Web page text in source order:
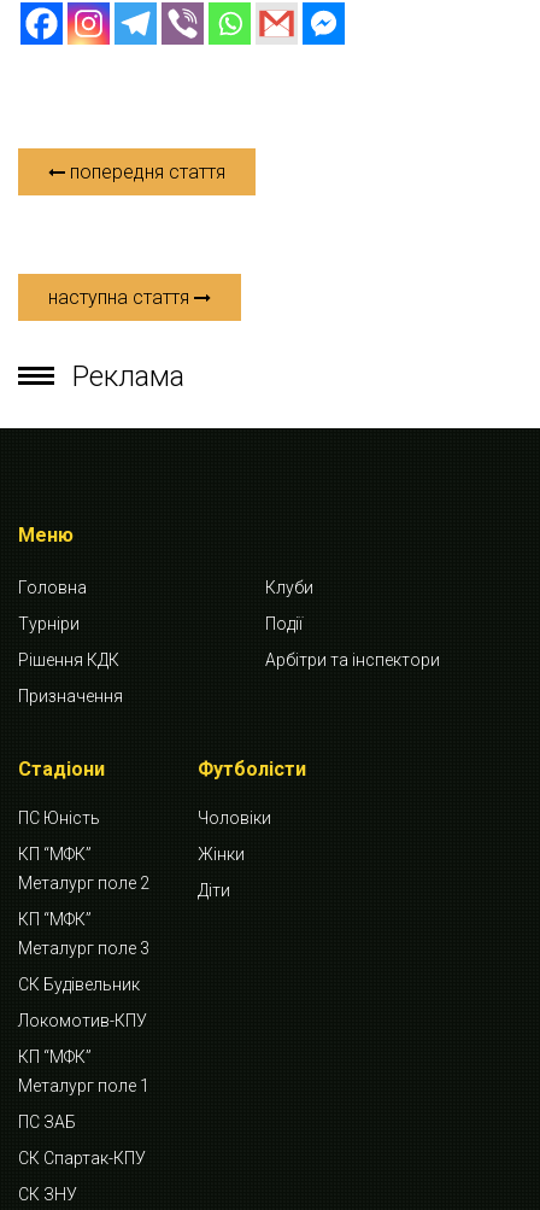
попередня стаття
наступна стаття
Реклама
Меню
Головна
Клуби
Турніри
Події
Рішення КДК
Арбітри та інспектори
Призначення
Стадіони
ПС Юність
КП “МФК”
Металург поле 2
КП “МФК”
Металург поле 3
СК Будівельник
Локомотив-КПУ
КП “МФК”
Металург поле 1
ПС ЗАБ
СК Спартак-КПУ
СК ЗНУ
Футболісти
Чоловіки
Жінки
Діти